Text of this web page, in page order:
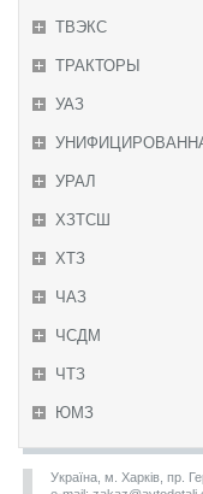
ТВЭКС
ТРАКТОРЫ
УАЗ
УРАЛ
ХЗТСШ
ХТЗ
ЧАЗ
ЧСДМ
ЧТЗ
ЮМЗ
Україна, м. Харків, пр.